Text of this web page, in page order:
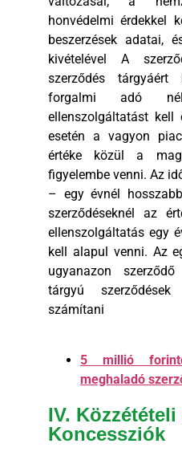
honvédelmi érdekkel
beszerzések adatai,
kivételével A
szerződés
forgalmi adó
ellenszolgáltatást kell
esetén a vagyon
értéke közül a
figyelembe venni. Az
– egy évnél
szerződéseknél az
ellenszolgáltatás egy
kell alapul venni. Az
ugyanazon
tárgyú
számítani
5 millió
meghaladó
IV.
Koncessziók